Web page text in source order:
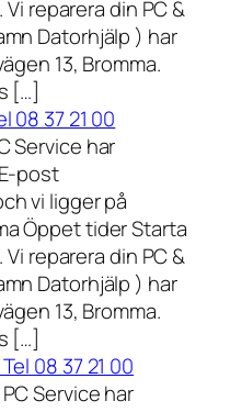
reparera din PC &
Datorhjälp ) har
13, Bromma.
[…]
08 37 21 00
Service har
post
vi ligger på
Öppet tider Starta
reparera din PC &
Datorhjälp ) har
13, Bromma.
[…]
08 37 21 00
Service har